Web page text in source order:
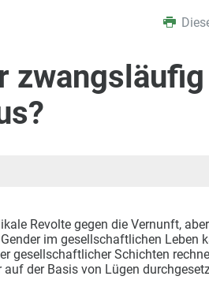
Revolte gegen die Vernunft,
im gesellschaftlichen Leben
gesellschaftlicher Schichten
der Basis von Lügen